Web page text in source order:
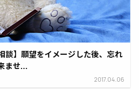
談】願望をイメージした後、忘れ
ませ...
2017.04.06